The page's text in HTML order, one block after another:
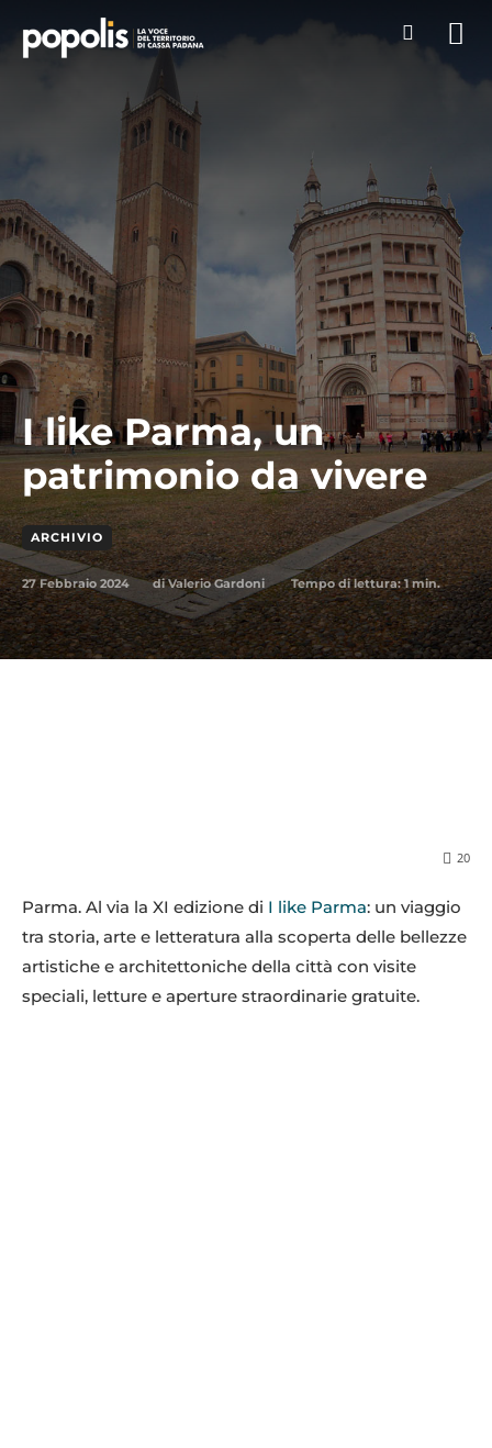
I like Parma, un
patrimonio da vivere
ARCHIVIO
27 Febbraio 2024 di Valerio Gardoni Tempo di lettura:1min.
20
Parma. Al via la XI edizione di I like Parma: un viaggio
tra storia, arte e letteratura alla scoperta delle bellezze
artistiche e architettoniche della città con visite
speciali, letture e aperture straordinarie gratuite.